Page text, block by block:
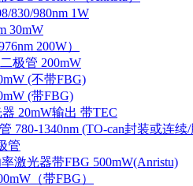
830/980nm 1W
30mW
200W）
极管 200mW
(不带FBG)
(带FBG)
20mW输出 带TEC
780-1340nm (TO-can封装或连
管
率激光器带FBG 500mW(Anristu)
（带FBG）